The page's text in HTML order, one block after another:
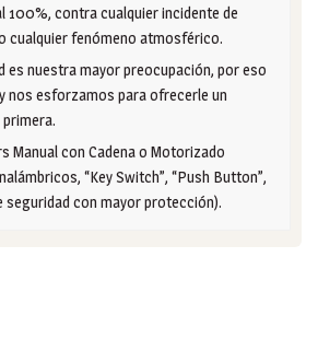
100%, contra cualquier incidente de
cualquier fenómeno atmosférico.
es nuestra mayor preocupación, por eso
nos esforzamos para ofrecerle un
Manual con Cadena o Motorizado
“Key Switch”, “Push Button”,
seguridad con mayor protección).